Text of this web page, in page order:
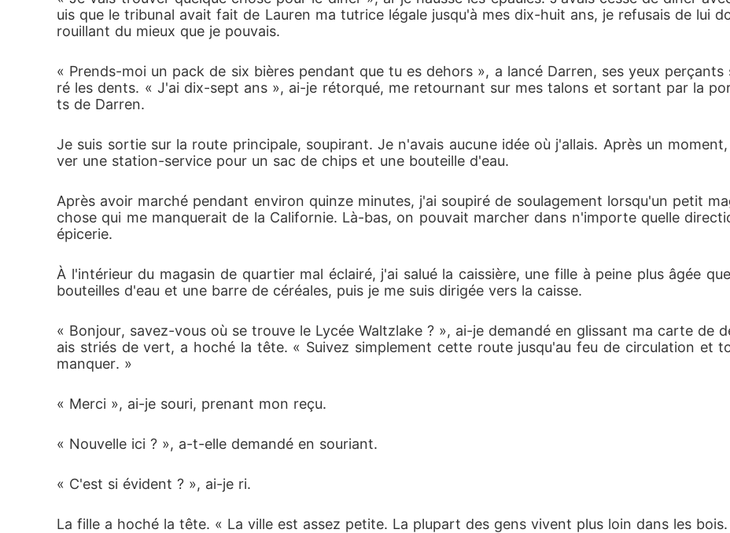
uis que le tribunal avait fait de Lauren ma tutrice légale jusqu'à mes dix-huit ans, je refusais de lui
rouillant du mieux que je pouvais.
« Prends-moi un pack de six bières pendant que tu es dehors », a lancé Darren, ses yeux
ré les dents. « J'ai dix-sept ans », ai-je rétorqué, me retournant sur mes talons et sortant par la
ts de Darren.
Je suis sortie sur la route principale, soupirant. Je n'avais aucune idée où j'allais. Après un
ver une station-service pour un sac de chips et une bouteille d'eau.
Après avoir marché pendant environ quinze minutes, j'ai soupiré de soulagement lorsqu'un petit
chose qui me manquerait de la Californie. Là-bas, on pouvait marcher dans n'importe quelle
épicerie.
À l'intérieur du magasin de quartier mal éclairé, j'ai salué la caissière, une fille à peine plus âgée
bouteilles d'eau et une barre de céréales, puis je me suis dirigée vers la caisse.
« Bonjour, savez-vous où se trouve le Lycée Waltzlake ? », ai-je demandé en glissant ma carte de
ais striés de vert, a hoché la tête. « Suivez simplement cette route jusqu'au feu de circulation et
manquer. »
« Merci », ai-je souri, prenant mon reçu.
« Nouvelle ici ? », a-t-elle demandé en souriant.
« C'est si évident ? », ai-je ri.
La fille a hoché la tête. « La ville est assez petite. La plupart des gens vivent plus loin dans les bois.